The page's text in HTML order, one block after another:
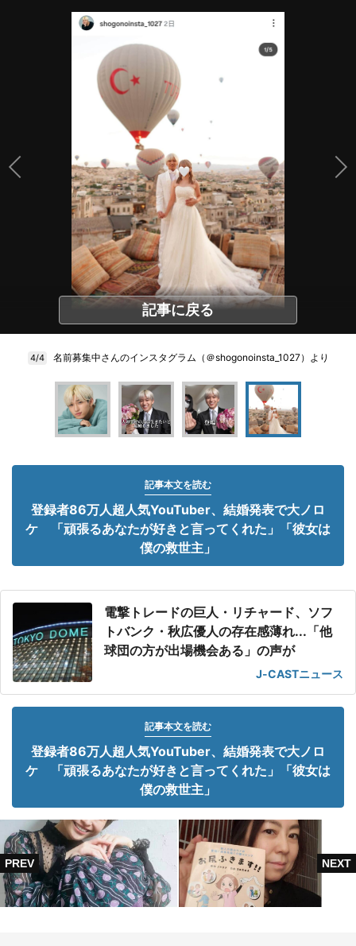
記事に戻る
4/4 名前募集中さんのインスタグラム（＠shogonoinsta_1027）より
記事本文を読む
登録者86万人超人気YouTuber、結婚発表で大ノロ
ケ 「頑張るあなたが好きと言ってくれた」「彼女は
僕の救世主」
電撃トレードの巨人・リチャード、ソフ
トバンク・秋広優人の存在感薄れ...「他
球団の方が出場機会ある」の声が
J-CASTニュース
記事本文を読む
登録者86万人超人気YouTuber、結婚発表で大ノロ
ケ 「頑張るあなたが好きと言ってくれた」「彼女は
僕の救世主」